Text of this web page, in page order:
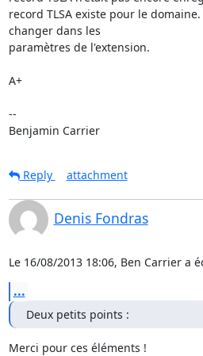
record TLSA existe pour le
changer dans les
paramètres de l'extension.
A+
--
Benjamin Carrier
Reply
attachment
Denis Fondras
Le 16/08/2013 18:06, Ben Carrier a
...
Deux petits points :
Merci pour ces éléments !